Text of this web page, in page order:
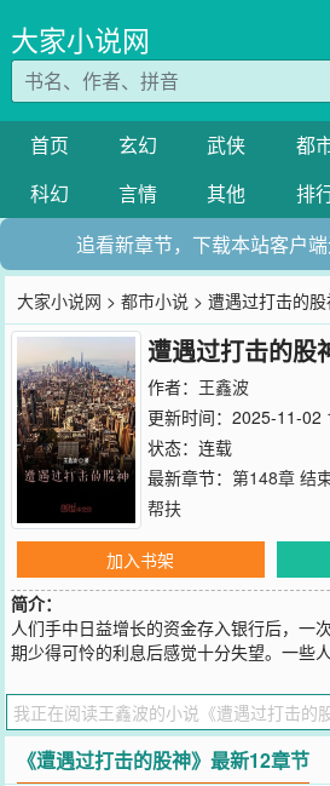
大家小说网
首页 玄幻 武侠 都
科幻
言情 其他 排
追看新章节，下载本站客户
大家小说网 >都市小说 > 遭遇过打击的股
遭遇过打击的股
作者： 王鑫波
更新时间：2025-11-02
状态：连载
最新章节： 第148章 结
帮扶
加入书架
简介：
人们手中日益增长的资金存入银行后，一
期少得可怜的利息后感觉十分失望。一些
人们翻云覆雨异常激烈拼搏。我俩立即决
锋陷阵。随后一次次激动人心的搏杀，就
您要是觉得《遭遇过打击的股神》还不错
微博微信里的朋友推荐哦！
《遭遇过打击的股神》最新12章节